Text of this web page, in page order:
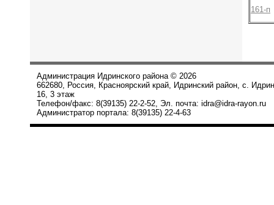
161-п
Администрация Идринского района © 2026
662680, Россия, Красноярский край, Идринский район, с.
16, 3 этаж
Телефон/факс: 8(39135) 22-2-52, Эл. почта: idra@idra-rayon.ru
Администратор портала: 8(39135) 22-4-63